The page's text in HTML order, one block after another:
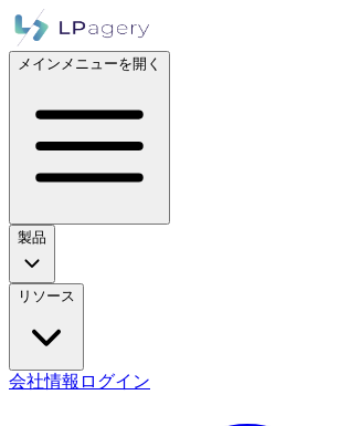
メインメニューを開く
製品
リソース
会社情報 ログイン